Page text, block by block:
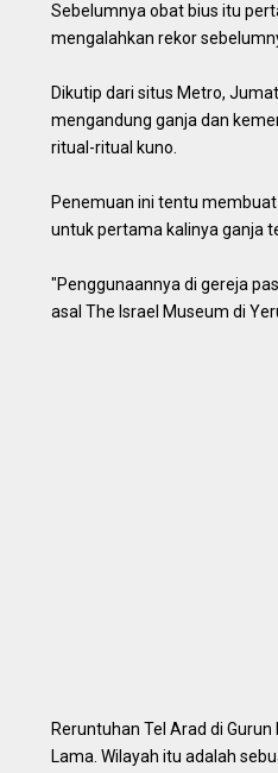
Sebelumnya obat bius itu
mengalahkan rekor
Dikutip dari situs Metro,
mengandung ganja dan
ritual-ritual kuno.
Penemuan ini tentu
untuk pertama kalinya ganja
"Penggunaannya di gereja
asal The Israel Museum di
Reruntuhan Tel Arad di
Lama. Wilayah itu adalah